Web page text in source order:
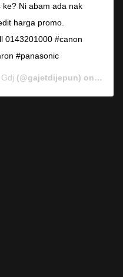
ke? Ni abam ada nak
harga promo.
0143201000 #canon
#panasonic
(@gajetdijepun) on Jan 7,